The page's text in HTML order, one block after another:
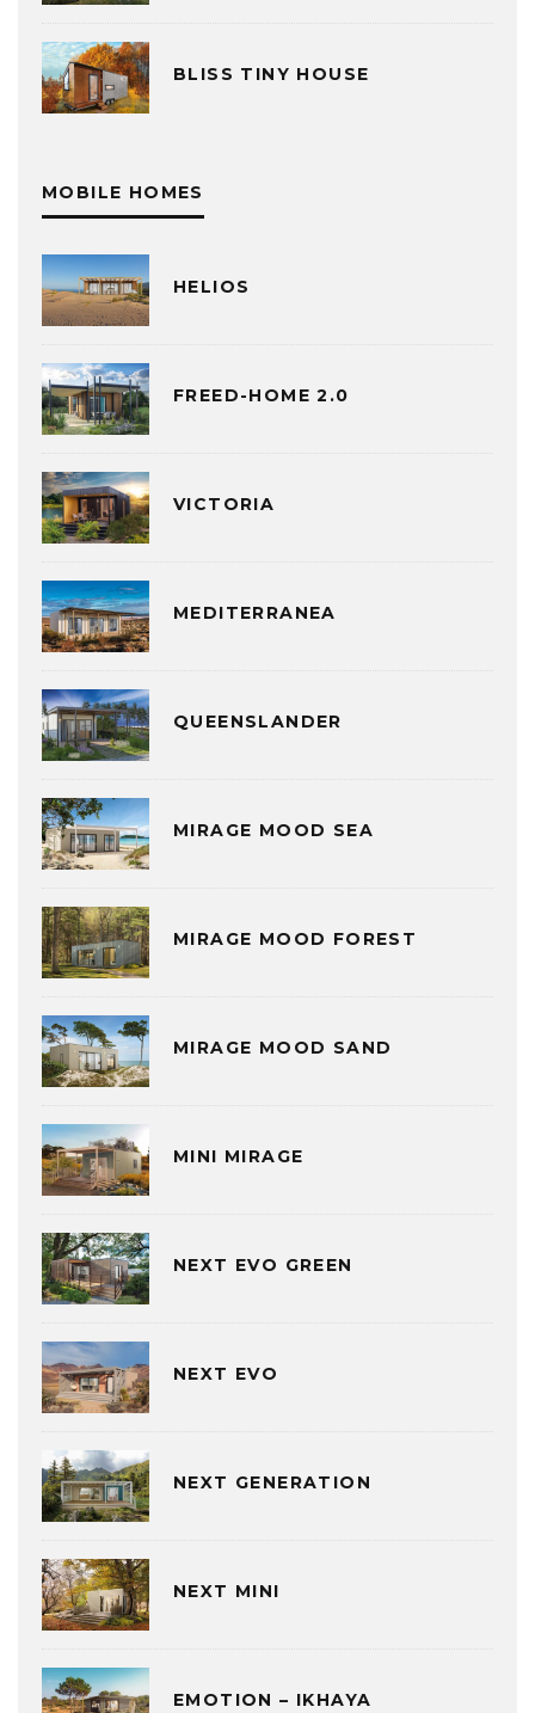
BLISS TINY HOUSE
MOBILE HOMES
HELIOS
FREED-HOME 2.0
VICTORIA
MEDITERRANEA
QUEENSLANDER
MIRAGE MOOD SEA
MIRAGE MOOD FOREST
MIRAGE MOOD SAND
MINI MIRAGE
NEXT EVO GREEN
NEXT EVO
NEXT GENERATION
NEXT MINI
EMOTION – IKHAYA